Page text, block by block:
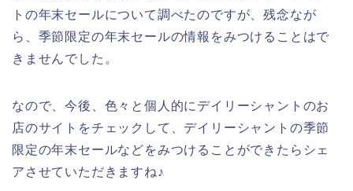
トの年末セールについて調べたのですが、残念なが
ら、季節限定の年末セールの情報をみつけることはで
きませんでした。
なので、今後、色々と個人的にデイリーシャントのお
店のサイトをチェックして、デイリーシャントの季節
限定の年末セールなどをみつけることができたらシェ
アさせていただきますね♪